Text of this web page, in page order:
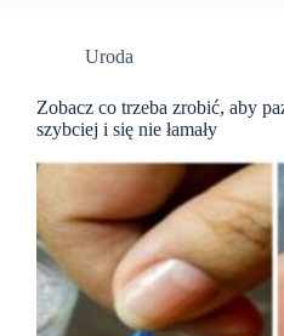
Uroda
Zobacz co trzeba zrobić, aby
szybciej i się nie łamały